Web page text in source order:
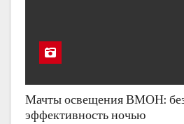
Мачты освещения ВМОН:
эффективность ночью